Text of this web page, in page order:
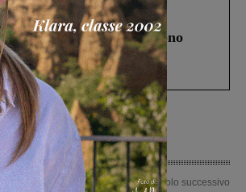
2026
strage in A1 in cui morirono
e Franco. Lo schianto, il
ai sorpassi fra tir....
Articolo successivo